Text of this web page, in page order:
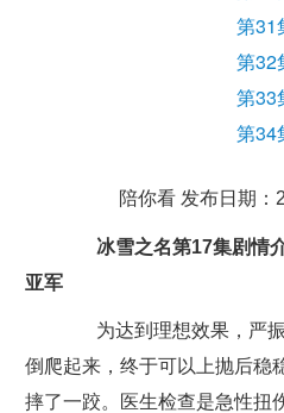
第31
第32
第33
第34
陪你看 发布日期：
冰雪之名第17集剧情
亚军
为达到理想效果，严振
倒爬起来，终于可以上抛后稳
摔了一跤。医生检查是急性扭